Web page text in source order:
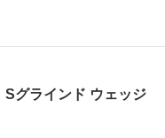
Sグラインド ウェッジ